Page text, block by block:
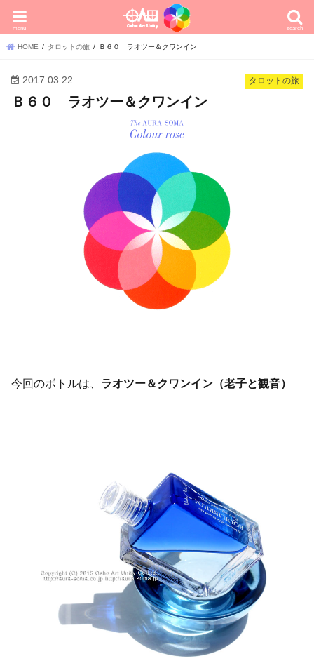
search
menu
HOME タロットの旅 Ｂ６０ ラオツー＆クワンイン
タロットの旅
2017.03.22
Ｂ６０ ラオツー＆クワンイン
今回のボトルは、 ラオツー＆クワンイン（老子と観音）